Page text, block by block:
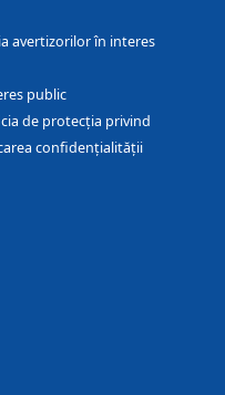
avertizorilor în interes
public
de protecția privind
confidențialității